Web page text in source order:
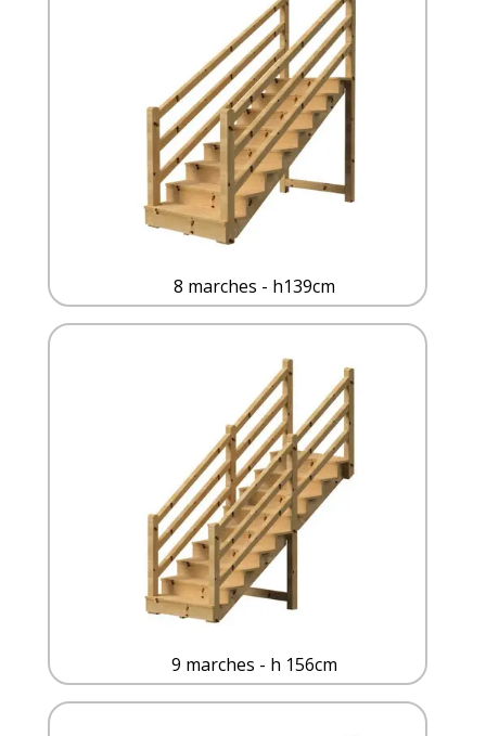
8 marches - h139cm
9 marches - h 156cm